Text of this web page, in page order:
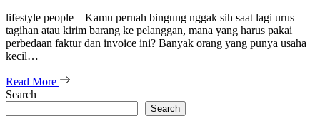
lifestyle people – Kamu pernah bingung nggak sih saat lagi urus
tagihan atau kirim barang ke pelanggan, mana yang harus pakai
perbedaan faktur dan invoice ini? Banyak orang yang punya usaha
kecil…
Read More
Search
Search